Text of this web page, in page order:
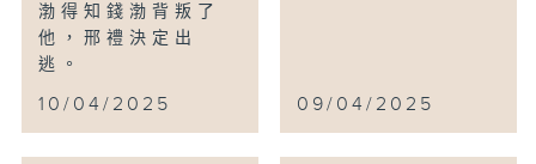
渤得知錢渤背叛了
他，邢禮決定出
逃。
10/04/2025 09/04/2025